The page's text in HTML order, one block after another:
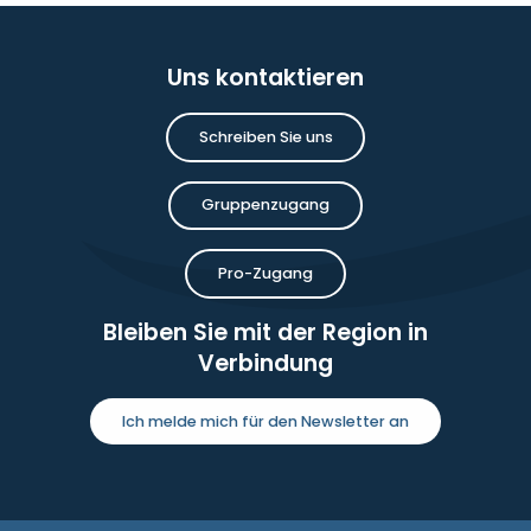
Uns kontaktieren
Schreiben Sie uns
Gruppenzugang
Pro-Zugang
Bleiben Sie mit der Region in
Verbindung
Ich melde mich für den Newsletter an